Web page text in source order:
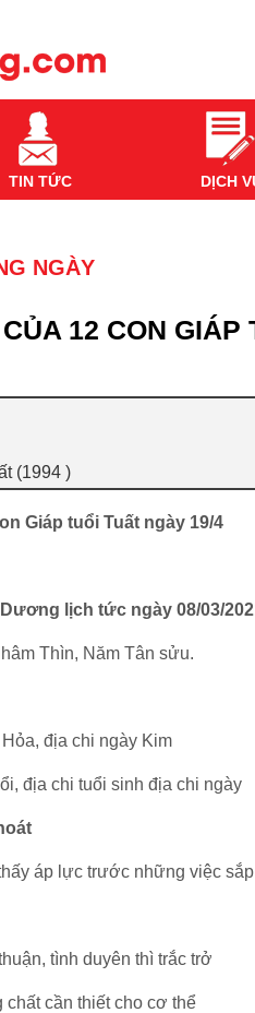
TIN TỨC DỊCH
NGÀY
12 CON GIÁP
(1994 )
Giáp tuổi Tuất ngày 19/4
lịch tức ngày 08/03/
Thìn, Năm Tân sửu.
địa chi ngày Kim
địa chi tuổi sinh địa chi ngày
áp lực trước những việc
tình duyên thì trắc trở
cần thiết cho cơ thể